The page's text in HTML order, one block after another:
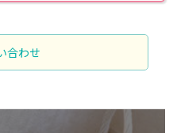
合わせ